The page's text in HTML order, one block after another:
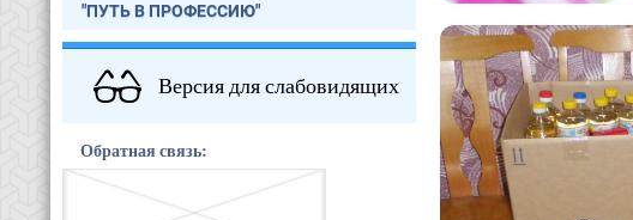
"ПУТЬ В ПРОФЕССИЮ"
Версия для слабовидящих
Обратная связь: